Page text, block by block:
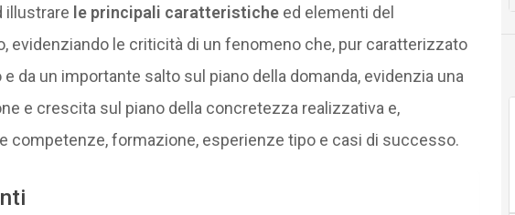
illustrare le principali caratteristicheed elementi del
evidenziando le criticità di un fenomeno che, pur caratterizzato
da un importante salto sul piano della domanda, evidenzia una
e crescita sul piano della concretezza realizzativa e,
competenze, formazione, esperienze tipo e casi di successo.